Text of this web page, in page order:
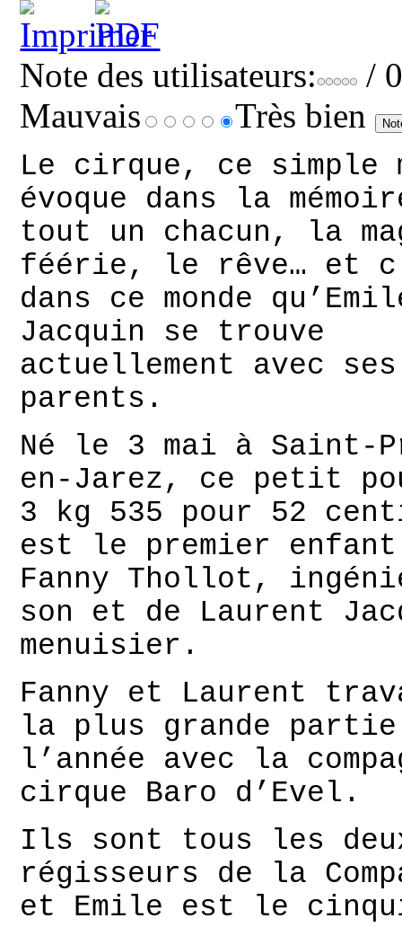
Note des utilisateurs:
/
Mauvais
Très bien
Le cirque, ce simple
évoque dans la
tout un chacun, la
féérie, le rêve… et
dans ce monde
Jacquin se trouve
actuellement avec ses
parents.
Né le 3 mai à Saint-
en-Jarez, ce petit
3 kg 535 pour 52
est le premier enfant
Fanny Thollot,
son et de Laurent
menuisier.
Fanny et Laurent
la plus grande partie
l’année avec la
cirque Baro d’Evel.
Ils sont tous les
régisseurs de la
et Emile est le